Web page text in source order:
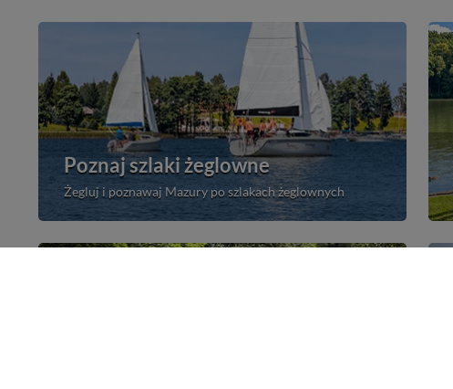
Poznaj szlaki żeglowne
Żegluj i poznawaj Mazury po szlakach żeglownych